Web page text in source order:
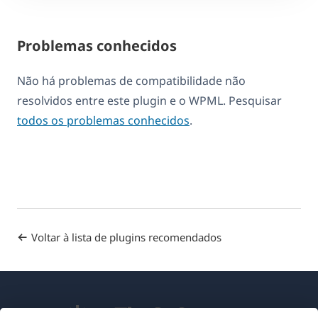
Problemas conhecidos
Não há problemas de compatibilidade não
resolvidos entre este plugin e o WPML. Pesquisar
todos os problemas conhecidos.
Voltar à lista de plugins recomendados